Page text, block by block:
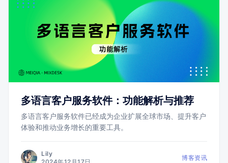
多语言客户服务软件：功能解析与推荐
多语言客户服务软件已经成为企业扩展全球市场、提升客户
体验和推动业务增长的重要工具。
Lily
博客资讯